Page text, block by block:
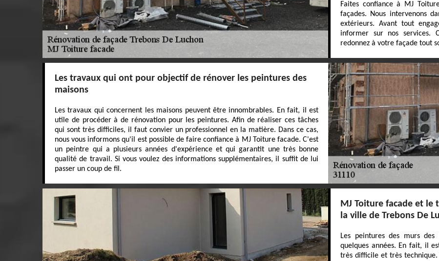
Faites confiance à MJ
façades. Nous intervenons
extérieurs. Avant tout
informer sur nos services.
redonnez à votre façade tout
Les travaux qui ont pour objectif de rénover les peintures des
maisons
Les travaux qui concernent les maisons peuvent être innombrables. En fait, il est
utile de procéder à de rénovation pour les peintures. Afin de réaliser ces tâches
qui sont très difficiles, il faut convier un professionnel en la matière. Dans ce cas,
nous vous informons qu'il est possible de faire confiance à MJ Toiture facade. C'est
un peintre qui a plusieurs années d'expérience et qui garantit une très bonne
qualité de travail. Si vous voulez des informations supplémentaires, il suffit de lui
passer un coup de fil.
MJ Toiture facade et le
la ville de Trebons De
Les peintures des murs
quelques années. En fait, il
très difficile et très